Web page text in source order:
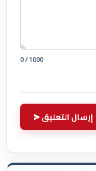
0 / 1000
إرسال التعليق